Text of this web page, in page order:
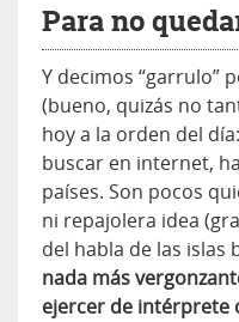
Para no
Y decimos “garrulo”
(bueno, quizás no
hoy a la orden del
buscar en internet,
países. Son pocos
ni repajolera idea
del habla de las islas
nada más
ejercer de intérprete